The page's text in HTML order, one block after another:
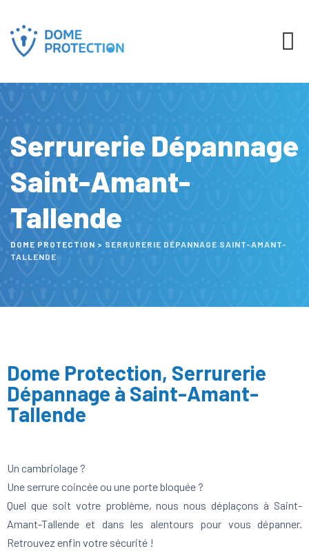
Serrurerie Dépannage
Saint-Amant-
Tallende
DOME PROTECTION > SERRURERIE DÉPANNAGE SAINT-AMANT-
TALLENDE
Dome Protection, Serrurerie
Dépannage à Saint-Amant-
Tallende
Un cambriolage ?
Une serrure coincée ou une porte bloquée ?
Quel que soit votre problème, nous nous déplaçons à Saint-
Amant-Tallende et dans les alentours pour vous dépanner.
Retrouvez enfin votre sécurité !